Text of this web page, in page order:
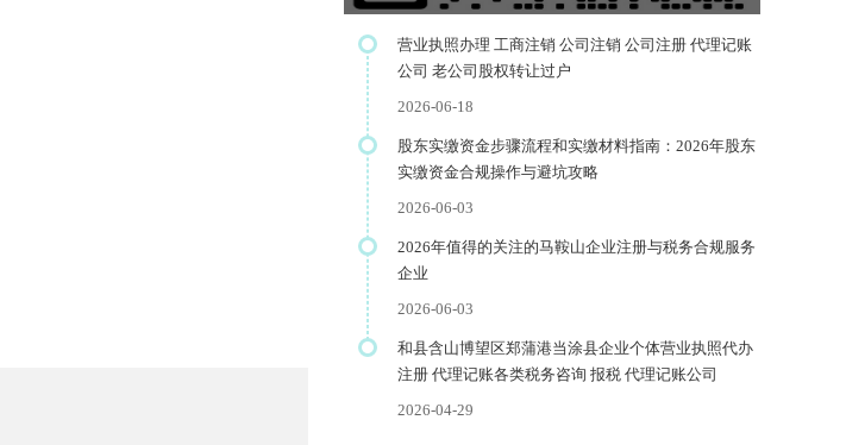
营业执照办理 工商注销 公司注销 公司注册 代理记账
公司 老公司股权转让过户
2026-06-18
股东实缴资金步骤流程和实缴材料指南：2026年股东
实缴资金合规操作与避坑攻略
2026-06-03
2026年值得的关注的马鞍山企业注册与税务合规服务
企业
2026-06-03
和县含山博望区郑蒲港当涂县企业个体营业执照代办
注册 代理记账各类税务咨询 报税 代理记账公司
2026-04-29